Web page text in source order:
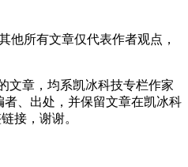
他所有文章仅代表作者观点，
文章，均系凯冰科技专栏作家
、出处，并保留文章在凯冰科
接，谢谢。